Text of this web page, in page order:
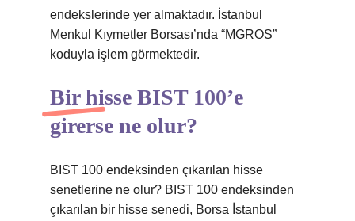
endekslerinde yer almaktadır. İstanbul
Menkul Kıymetler Borsası’nda “MGROS”
koduyla işlem görmektedir.
Bir hisse BIST 100’e
girerse ne olur?
BIST 100 endeksinden çıkarılan hisse
senetlerine ne olur? BIST 100 endeksinden
çıkarılan bir hisse senedi, Borsa İstanbul